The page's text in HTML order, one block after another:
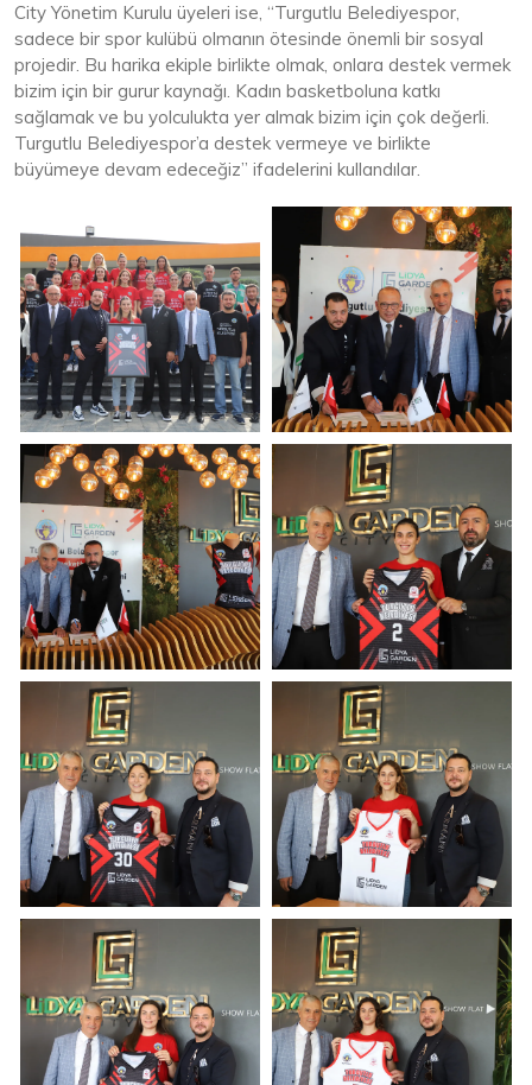
City Yönetim Kurulu üyeleri ise, “Turgutlu Belediyespor,
sadece bir spor kulübü olmanın ötesinde önemli bir sosyal
projedir. Bu harika ekiple birlikte olmak, onlara destek vermek
bizim için bir gurur kaynağı. Kadın basketboluna katkı
sağlamak ve bu yolculukta yer almak bizim için çok değerli.
Turgutlu Belediyespor’a destek vermeye ve birlikte
büyümeye devam edeceğiz” ifadelerini kullandılar.